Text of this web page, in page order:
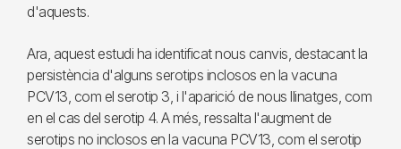
d'aquests.
Ara, aquest estudi ha identificat nous canvis, destacant la
persistència d'alguns serotips inclosos en la vacuna
PCV13, com el serotip 3, i l'aparició de nous llinatges, com
en el cas del serotip 4. A més, ressalta l'augment de
serotips no inclosos en la vacuna PCV13, com el serotip